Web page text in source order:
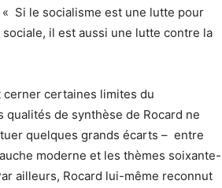
Si le socialisme est une lutte pour
il est aussi une lutte contre la
cerner certaines limites du
qualités de synthèse de Rocard ne
quelques grands écarts – entre
moderne et les thèmes soixante-
ailleurs, Rocard lui-même reconnut